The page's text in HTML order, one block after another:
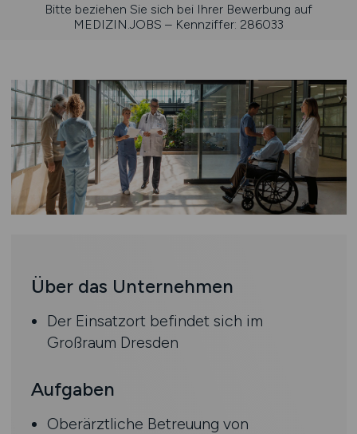
Bitte beziehen Sie sich bei Ihrer Bewerbung auf
MEDIZIN.JOBS – Kennziffer: 286033
Über das Unternehmen
Der Einsatzort befindet sich im
Großraum Dresden
Aufgaben
Oberärztliche Betreuung von